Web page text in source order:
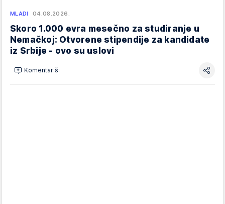
MLADI 04.08.2026.
Skoro 1.000 evra mesečno za studiranje u
Nemačkoj: Otvorene stipendije za kandidate
iz Srbije - ovo su uslovi
Komentariši